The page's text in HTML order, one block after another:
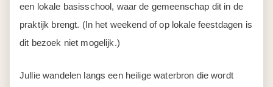
een lokale basisschool, waar de gemeenschap dit in de
praktijk brengt. (In het weekend of op lokale feestdagen is
dit bezoek niet mogelijk.)
Jullie wandelen langs een heilige waterbron die wordt